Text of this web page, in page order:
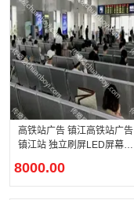
高铁站广告 镇江高铁站广告
镇江站 独立刷屏LED屏幕广
8000.00